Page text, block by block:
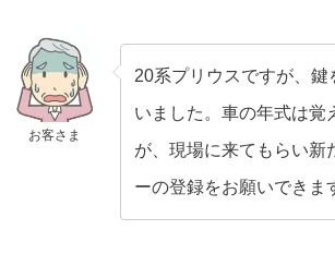
お客さま
20系プリウスですが、鍵
いました。車の年式は覚
が、現場に来てもらい新
ーの登録をお願いできま